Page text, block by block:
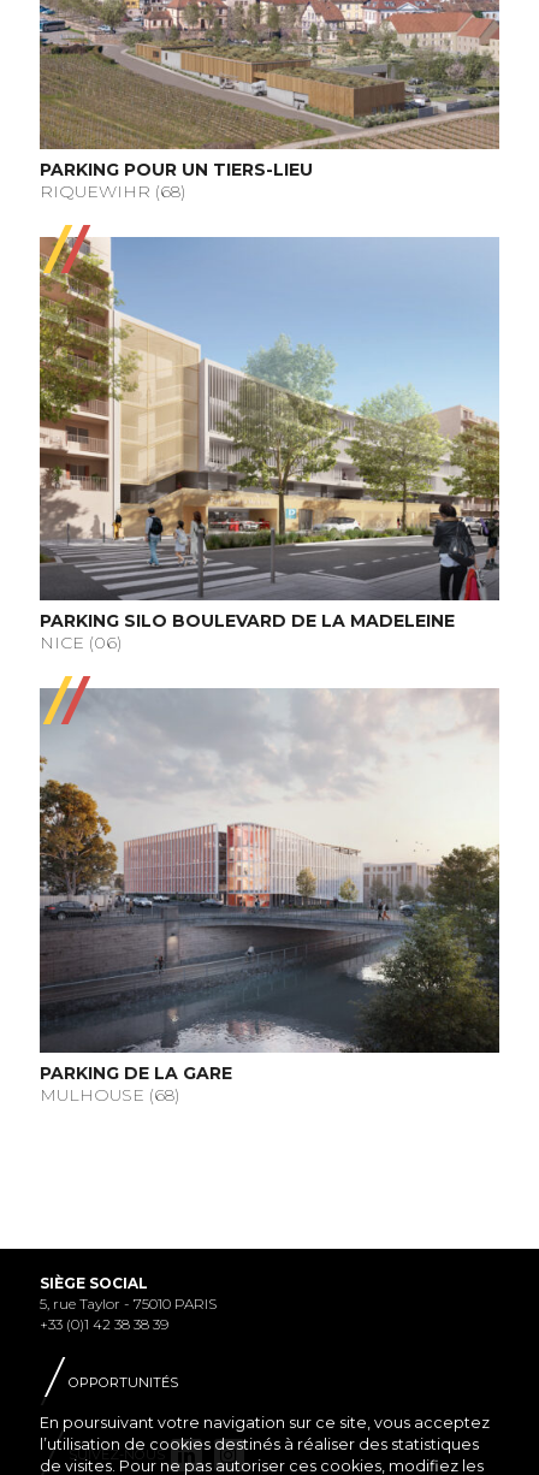
PARKING POUR UN TIERS-LIEU
RIQUEWIHR (68)
PARKING SILO BOULEVARD DE LA MADELEINE
NICE (06)
PARKING DE LA GARE
MULHOUSE (68)
SIÈGE SOCIAL
5, rue Taylor - 75010 PARIS
+33 (0)1 42 38 38 39
OPPORTUNITÉS
SUIVEZ-NOUS
En poursuivant votre navigation sur ce site, vous acceptez
l’utilisation de cookies destinés à réaliser des statistiques
de visites. Pour ne pas autoriser ces cookies, modifiez les